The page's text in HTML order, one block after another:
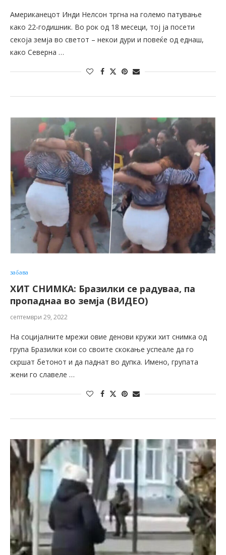
Американецот Инди Нелсон тргна на големо патување
како 22-годишник. Во рок од 18 месеци, тој ја посети
секоја земја во светот – некои дури и повеќе од еднаш,
како Северна …
забава
ХИТ СНИМКА: Бразилки се радуваа, па
пропаднаа во земја (ВИДЕО)
септември 29, 2022
На социјалните мрежи овие денови кружи хит снимка од
група Бразилки кои со своите скокање успеале да го
скршат бетонот и да паднат во дупка. Имено, групата
жени го славеле …